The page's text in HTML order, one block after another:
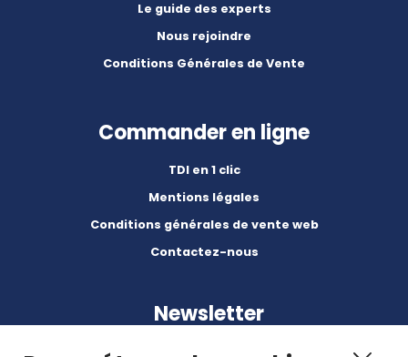
Le guide des experts
Nous rejoindre
Conditions Générales de Vente
Commander en ligne
TDI en 1 clic
Mentions légales
Conditions générales de vente web
Contactez-nous
Newsletter